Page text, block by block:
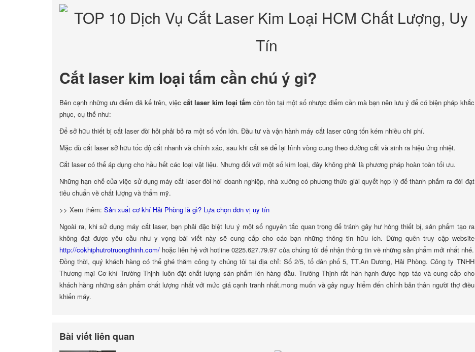
Cắt laser kim loại tấm cần chú ý gì?
Bên cạnh những ưu điểm đã kể trên, việccắt laser kim loại tấm còn tồn tại một số nhược điểm cần mà bạn nên lưu ý để có biện pháp khắc
phục, cụ thể như:
Để sở hữu thiết bị cắt laser đòi hỏi phải bỏ ra một số vốn lớn. Đầu tư và vận hành máy cắt laser cũng tốn kém nhiều chi phí.
Mặc dù cắt laser sở hữu tốc độ cắt nhanh và chính xác, sau khi cắt sẽ để lại hình vòng cung theo đường cắt và sinh ra hiệu ứng nhiệt.
Cắt laser có thể áp dụng cho hầu hết các loại vật liệu. Nhưng đối với một số kim loại, đây không phải là phương pháp hoàn toàn tối ưu.
Những hạn chế của việc sử dụng máy cắt laser đòi hỏi doanh nghiệp, nhà xưởng có phương thức giải quyết hợp lý để thành phẩm ra đời đạt
tiêu chuẩn về chất lượng và thẩm mỹ.
>> Xem thêm: Sản xuất cơ khí Hải Phòng là gì? Lựa chọn đơn vị uy tín
Ngoài ra, khi sử dụng máy cắt laser, bạn phải đặc biệt lưu ý một số nguyên tắc quan trọng để tránh gây hư hỏng thiết bị, sản phẩm tạo ra
không đạt được yêu cầu như y vọng bài viết này sẽ cung cấp cho các bạn những thông tin hữu ích. Đừng quên truy cập website
http://cokhiphutrotruongthinh.com/ hoặc liên hệ với hotline 0225.627.79.97 của chúng tôi để nhận thông tin về những sản phẩm mới nhất nhé.
Đồng thời, quý khách hàng có thể ghé thăm công ty chúng tôi tại địa chỉ: Số 2/5, tổ dân phố 5, TT.An Dương, Hải Phòng. Công ty TNHH
Thương mại Cơ khí Trường Thịnh luôn đặt chất lượng sản phẩm lên hàng đầu. Trường Thịnh rất hân hạnh được hợp tác và cung cấp cho
khách hàng những sản phẩm chất lượng nhất với mức giá cạnh tranh nhất.mong muốn và gây nguy hiểm đến chính bản thân người thợ điều
khiển máy.
Bài viết liên quan